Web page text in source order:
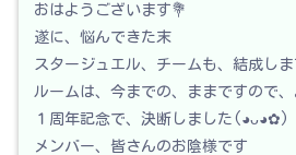
おはようございます💐
遂に、悩んできた末
スタージュエル、チームも、結成し
ルームは、今までの、ままですので
１周年記念で、決断しました(◕ᴗ◕✿)
メンバー、皆さんのお陰様です